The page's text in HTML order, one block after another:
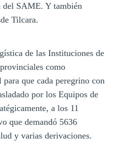
del SAME. Y también
Tilcara.
de las Instituciones de
como
que cada peregrino con
por los Equipos de
a los 11
que demandó 5636
y varias derivaciones.